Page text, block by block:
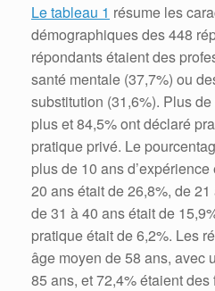
Le tableau 1 résume les
démographiques des 448
répondants étaient des
santé mentale (37,7%) ou
substitution (31,6%). Plus
plus et 84,5% ont déclaré
pratique privé. Le
plus de 10 ans
20 ans était de 26,8%, de
de 31 à 40 ans était de
pratique était de 6,2%. Les
âge moyen de 58 ans, avec
85 ans, et 72,4% étaient des